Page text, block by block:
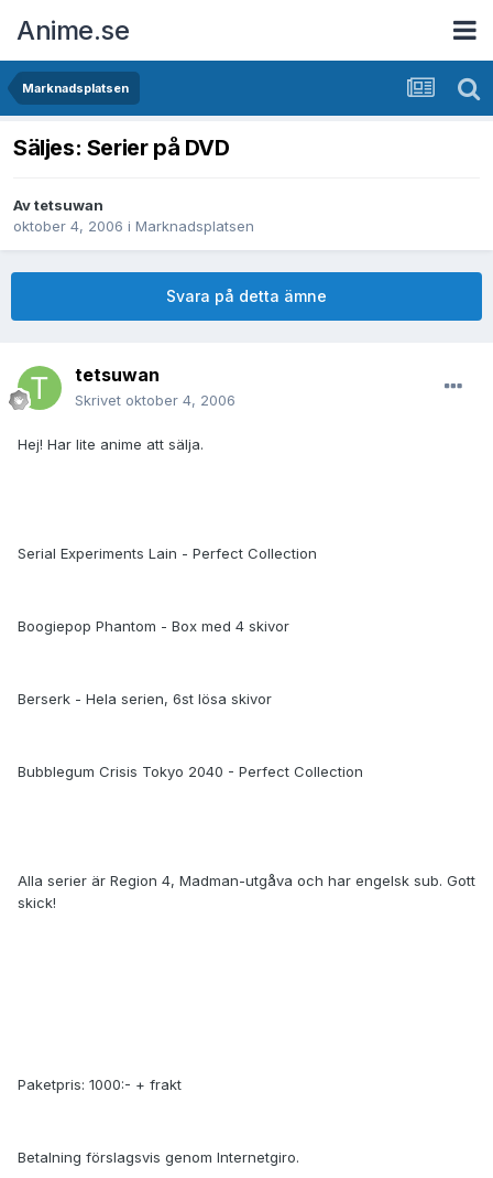
Anime.se
Marknadsplatsen
Säljes: Serier på DVD
Avtetsuwan
oktober 4, 2006 i Marknadsplatsen
Svara på detta ämne
tetsuwan
Skrivet oktober 4, 2006
Hej! Har lite anime att sälja.
Serial Experiments Lain - Perfect Collection
Boogiepop Phantom - Box med 4 skivor
Berserk - Hela serien, 6st lösa skivor
Bubblegum Crisis Tokyo 2040 - Perfect Collection
Alla serier är Region 4, Madman-utgåva och har engelsk sub. Gott
skick!
Paketpris: 1000:- + frakt
Betalning förslagsvis genom Internetgiro.